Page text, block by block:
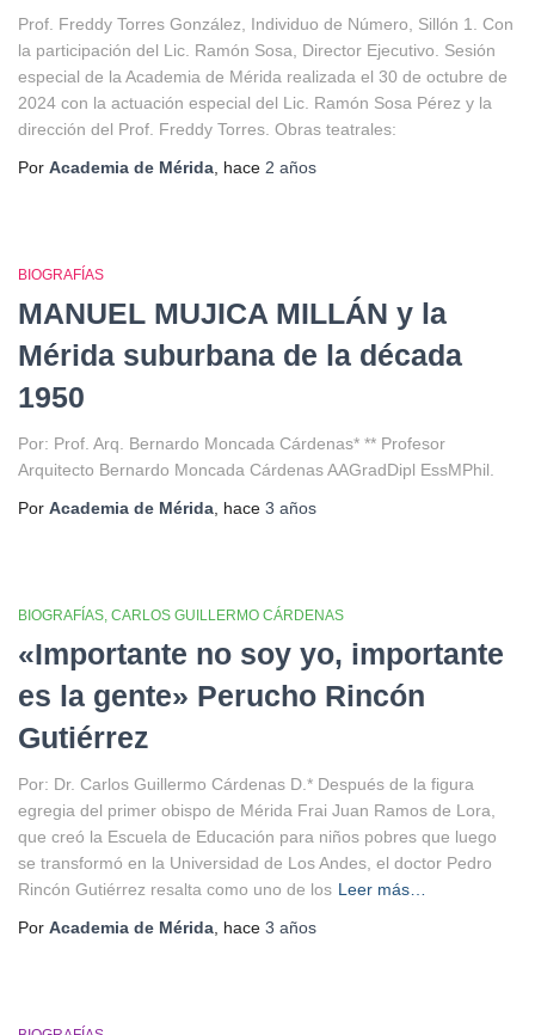
Prof. Freddy Torres González, Individuo de Número, Sillón 1. Con
la participación del Lic. Ramón Sosa, Director Ejecutivo. Sesión
especial de la Academia de Mérida realizada el 30 de octubre de
2024 con la actuación especial del Lic. Ramón Sosa Pérez y la
dirección del Prof. Freddy Torres. Obras teatrales:
Por Academia de Mérida , hace 2 años
BIOGRAFÍAS
MANUEL MUJICA MILLÁN y la
Mérida suburbana de la década
1950
Por: Prof. Arq. Bernardo Moncada Cárdenas* ** Profesor
Arquitecto Bernardo Moncada Cárdenas AAGradDipl EssMPhil.
Por Academia de Mérida , hace 3 años
BIOGRAFÍAS CARLOS GUILLERMO CÁRDENAS
«Importante no soy yo, importante
es la gente» Perucho Rincón
Gutiérrez
Por: Dr. Carlos Guillermo Cárdenas D.* Después de la figura
egregia del primer obispo de Mérida Frai Juan Ramos de Lora,
que creó la Escuela de Educación para niños pobres que luego
se transformó en la Universidad de Los Andes, el doctor Pedro
Rincón Gutiérrez resalta como uno de los Leer más…
Por Academia de Mérida , hace 3 años